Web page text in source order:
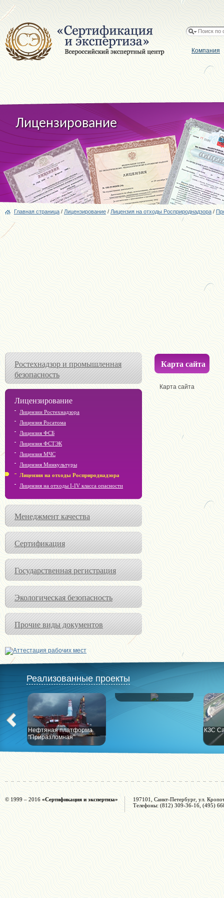
Компания
Лицензирование
Главная страница / Лицензирование / Лицензия на отходы Росприроднадзора /
Ростехнадзор и промышленная
безопасность
Лицензирование
Лицензии Ростехнадзора
Лицензия Росатома
Лицензия ФСБ
Лицензия ФСТЭК
Лицензия МЧС
Лицензия Минкультуры
Лицензия на отходы Росприроднадзора
Лицензия на отходы I-IV класса опасности
Менеджмент качества
Сертификация
Государственная регистрация
Экологическая безопасность
Прочие виды документов
Карта сайта
Карта сайта
Реализованные проекты
Нефтяная платформа
"Приразломная"
РПК "Высоцк"
КЗС
© 1999 – 2016 «Сертификация и экспертиза»
197101, Санкт-Петербург, ул.
Телефоны: (812) 309-36-16, (495)